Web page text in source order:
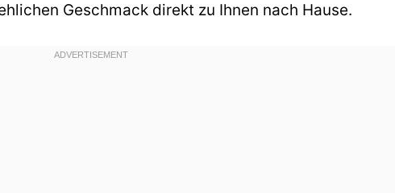
Geschmack direkt zu Ihnen nach Hause.